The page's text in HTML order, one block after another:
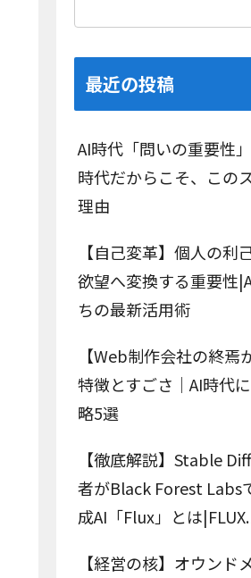
最近の投稿
AI時代「問いの重要性
時代だからこそ、この
理由
【自己変革】個人の利
欲望へ変換する重要性
ちの最新活用術
【Web制作会社の終焉
特徴とすごさ｜AI時代
略5選
【徹底解説】Stable
者がBlack Forest Labs
成AI「Flux」とは
【経営の核】オウンド